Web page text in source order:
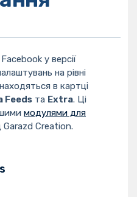
у версії
на рівні
в картці
Feeds та Extra. Ці
модулями для
Garazd Creation.